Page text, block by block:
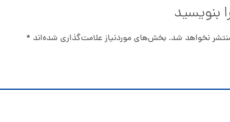
بنویسید
نخواهد شد. بخش‌های موردنیاز علامت‌گذاری شده‌اند *